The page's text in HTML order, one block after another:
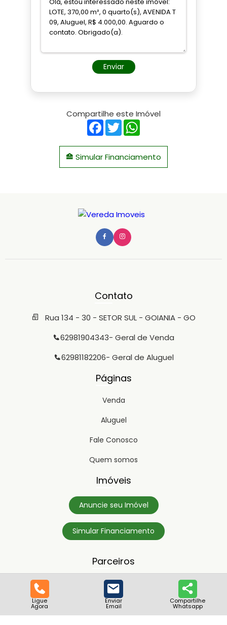
Ligue
Agora
Enviar
Email
Compartilhe
Whatsapp
Enviar
Compartilhe este Imóvel
Facebook
Twitter
Simular Financiamento
Contato
Rua 134 - 30 - SETOR SUL - GOIANIA - GO
62981904343- Geral de Venda
62981182206- Geral de Aluguel
Páginas
Venda
Aluguel
Fale Conosco
Quem somos
Imóveis
Anuncie seu Imóvel
Simular Financiamento
Parceiros